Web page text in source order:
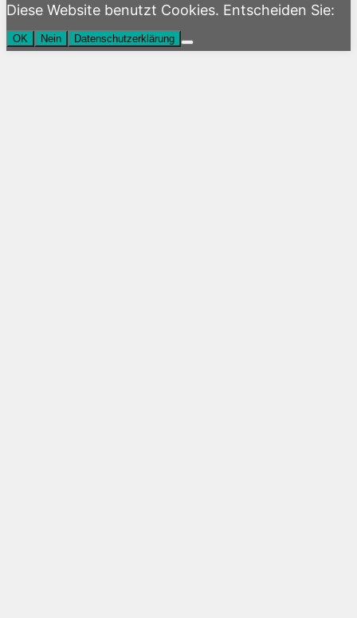
Diese Website benutzt Cookies. Entscheiden Sie:
OK Nein Datenschutzerklärung